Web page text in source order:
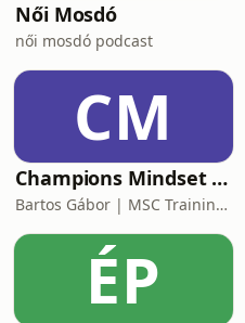
Női Mosdó
női mosdó podcast
CM
Champions Mindset Podcast
Bartos Gábor | MSC Training Group
ÉP